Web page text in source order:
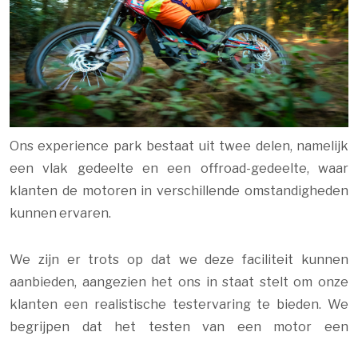
Ons experience park bestaat uit twee delen, namelijk
een vlak gedeelte en een offroad-gedeelte, waar
klanten de motoren in verschillende omstandigheden
kunnen ervaren.
We zijn er trots op dat we deze faciliteit kunnen
aanbieden, aangezien het ons in staat stelt om onze
klanten een realistische testervaring te bieden. We
begrijpen dat het testen van een motor een